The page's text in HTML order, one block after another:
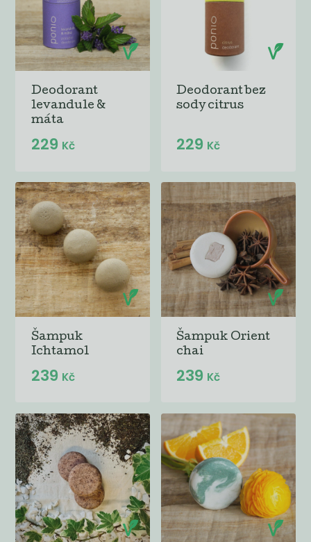
Deodorant
levandule &
máta
229 Kč
Deodorant bez
sody citrus
229 Kč
Šampuk
Ichtamol
239 Kč
Šampuk Orient
chai
239 Kč